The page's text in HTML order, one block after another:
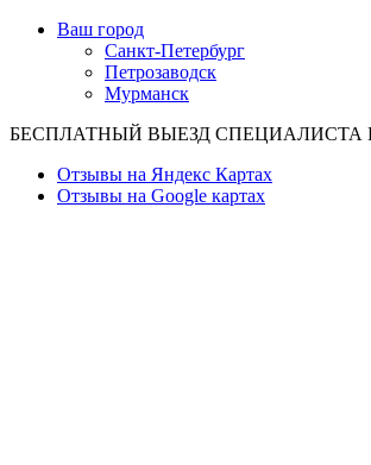
Ваш город
Санкт-Петербург
Петрозаводск
Мурманск
БЕСПЛАТНЫЙ ВЫЕЗД СПЕЦИАЛИСТА
Отзывы на Яндекс Картах
Отзывы на Google картах